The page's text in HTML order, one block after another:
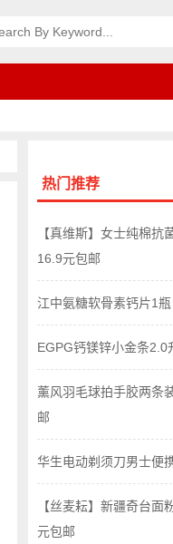
热门推荐
【真维斯】女士纯棉抗
16.9元包邮
江中氨糖软骨素钙片1
EGPG钙镁锌小金条2.0
薰风羽毛球拍手胶两条
邮
华生电动剃须刀男士便
【丝麦耘】新疆奇台
元包邮